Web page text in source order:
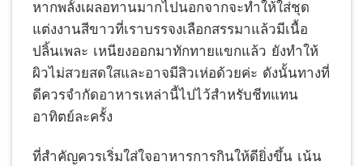
หากพลั้งเผลอทานมากไปนอกจากจะทำให้ใส่ชุด
แต่งงานสีขาวที่เราบรรจงเลือกสรรมาแล้วมีเนื้อ
ปลิ้นเพละ เหนียงออกมาทักทายแขกแล้ว ยังทำให้
ผิวไม่สวยสดใสและอาจมีสิวเห่อด้วยค่ะ ดังนั้นทางที่
ดีควรจำกัดอาหารเหล่านี้ไปไว้สำหรับชีทแทน
อาทิตย์ละครั้ง
ที่สำคัญควรเริ่มใส่ใจอาหารการกินให้ดียิ่งขึ้น เน้น